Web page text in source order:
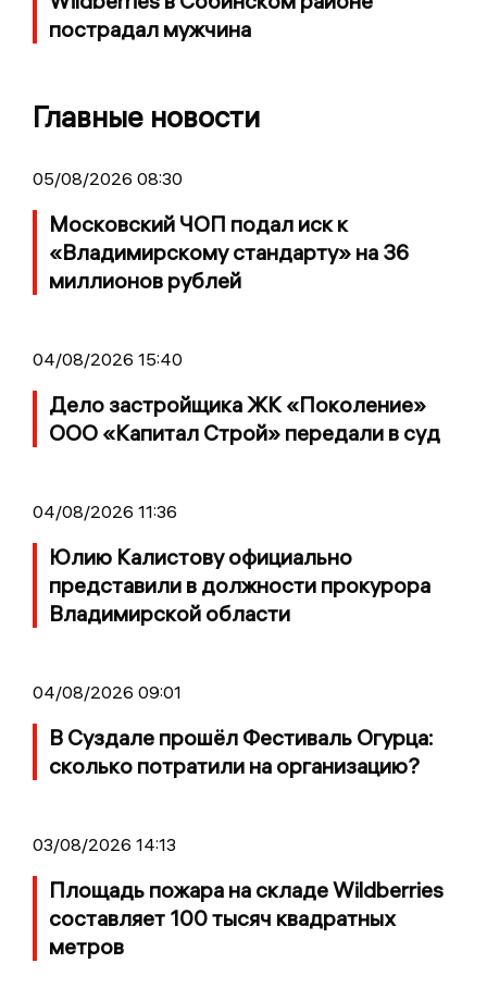
пострадал мужчина
Главные новости
05/08/2026 08:30
Московский ЧОП подал иск к
«Владимирскому стандарту» на 36
миллионов рублей
04/08/2026 15:40
Дело застройщика ЖК «Поколение»
ООО «Капитал Строй» передали в суд
04/08/2026 11:36
Юлию Калистову официально
представили в должности прокурора
Владимирской области
04/08/2026 09:01
В Суздале прошёл Фестиваль Огурца:
сколько потратили на организацию?
03/08/2026 14:13
Площадь пожара на складе Wildberries
составляет 100 тысяч квадратных
метров